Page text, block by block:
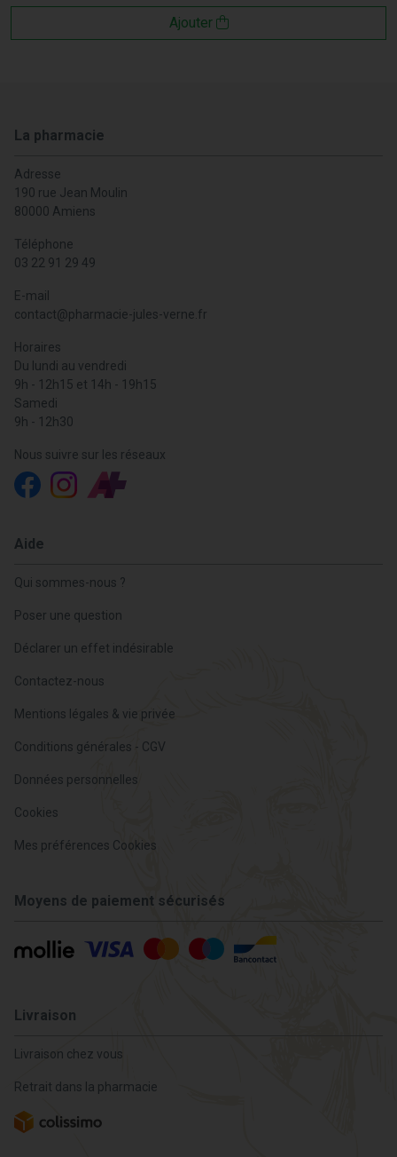
Ajouter
La pharmacie
Adresse
190 rue Jean Moulin
80000 Amiens
Téléphone
03 22 91 29 49
E-mail
contact@pharmacie-jules-verne.fr
Horaires
Du lundi au vendredi
9h - 12h15 et 14h - 19h15
Samedi
9h - 12h30
Nous suivre sur les réseaux
Aide
Qui sommes-nous ?
Poser une question
Déclarer un effet indésirable
Contactez-nous
Mentions légales & vie privée
Conditions générales - CGV
Données personnelles
Cookies
Mes préférences Cookies
Moyens de paiement sécurisés
Livraison
Livraison chez vous
Retrait dans la pharmacie